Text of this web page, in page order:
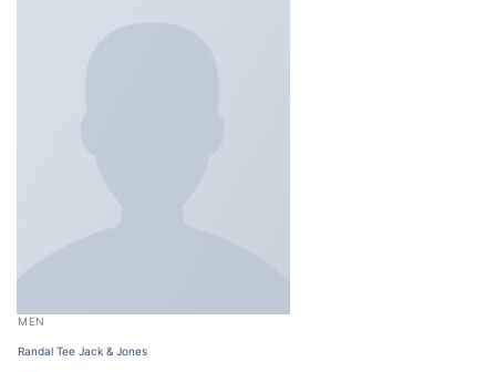
MEN
Randal Tee Jack & Jones